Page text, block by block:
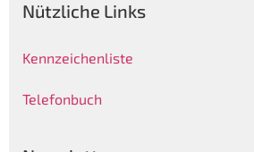
Nützliche Links
Kennzeichenliste
Telefonbuch